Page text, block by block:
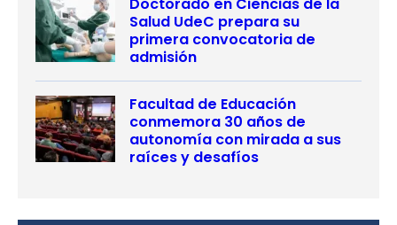
Salud UdeC prepara su
primera convocatoria de
admisión
Facultad de Educación
conmemora 30 años de
autonomía con mirada a sus
raíces y desafíos